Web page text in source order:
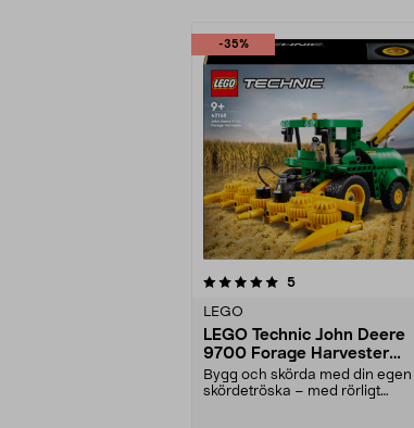
-35%
5recensioner
LEGO
LEGO Technic John Deere
9700 Forage Harvester
42168, från 9 år
Bygg och skörda med din egen
skördetröska – med rörligt